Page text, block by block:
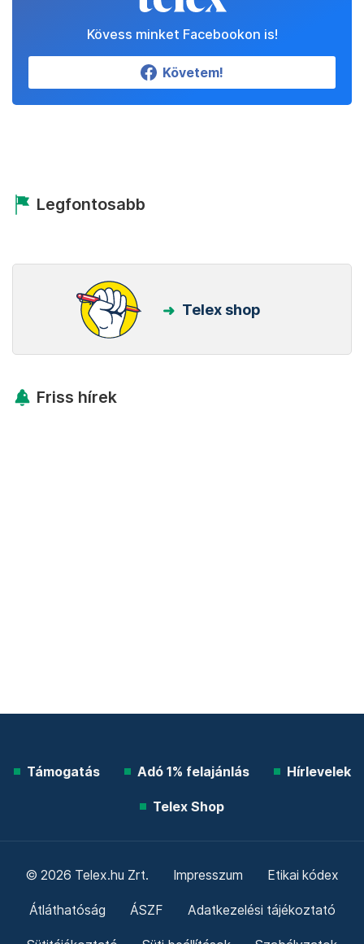
Kövess minket Facebookon is!
Követem!
Legfontosabb
Telex shop
Friss hírek
Támogatás Adó 1% felajánlás Hírlevelek
Telex Shop
© 2026 Telex.hu Zrt. Impresszum Etikai kódex
Átláthatóság ÁSZF Adatkezelési tájékoztató